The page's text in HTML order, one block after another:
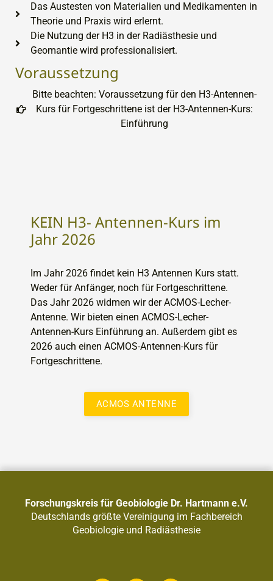
Das Austesten von Materialien und Medikamenten in
Theorie und Praxis wird erlernt.
Die Nutzung der H3 in der Radiästhesie und
Geomantie wird professionalisiert.
Voraussetzung
Bitte beachten: Voraussetzung für den H3-Antennen-
Kurs für Fortgeschrittene ist der H3-Antennen-Kurs:
Einführung
KEIN H3- Antennen-Kurs im
Jahr 2026
Im Jahr 2026 findet kein H3 Antennen Kurs statt.
Weder für Anfänger, noch für Fortgeschrittene.
Das Jahr 2026 widmen wir der ACMOS-Lecher-
Antenne. Wir bieten einen ACMOS-Lecher-
Antennen-Kurs Einführung an. Außerdem gibt es
2026 auch einen ACMOS-Antennen-Kurs für
Fortgeschrittene.
ACMOS ANTENNE
Forschungskreis für Geobiologie Dr. Hartmann e.V.
Deutschlands größte Vereinigung im Fachbereich
Geobiologie und Radiästhesie